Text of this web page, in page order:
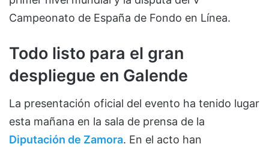
Campeonato de España de Fondo en Línea.
Todo listo para el gran
despliegue en Galende
La presentación oficial del evento ha tenido lugar
esta mañana en la sala de prensa de la
Diputación de Zamora. En el acto han